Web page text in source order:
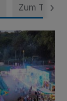
Zum Thema